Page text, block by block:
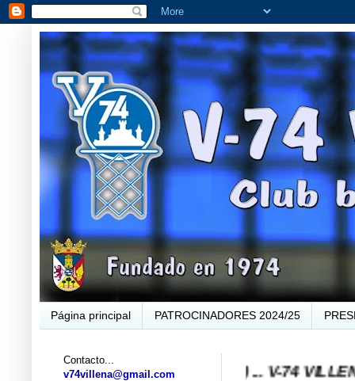
Página principal PATROCINADORES 2024/25
VILLENA (ALICANTE) ... V-74 VILLENA
Contacto...
v74villena@gmail.com